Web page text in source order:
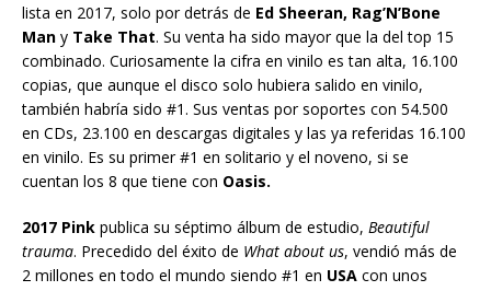
lista en 2017, solo por detrás de Ed Sheeran, Rag’N’Bone
Man y Take That. Su venta ha sido mayor que la del top 15
combinado. Curiosamente la cifra en vinilo es tan alta, 16.100
copias, que aunque el disco solo hubiera salido en vinilo,
también habría sido #1. Sus ventas por soportes con 54.500
en CDs, 23.100 en descargas digitales y las ya referidas 16.100
en vinilo. Es su primer #1 en solitario y el noveno, si se
cuentan los 8 que tiene con Oasis.
2017 Pink publica su séptimo álbum de estudio, Beautiful
trauma. Precedido del éxito de What about us, vendió más de
2 millones en todo el mundo siendo #1 en USA con unos